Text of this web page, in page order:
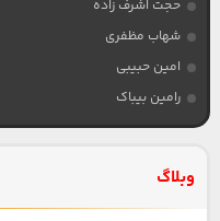
حجت اشرف زاده
شهاب مظفری
امین حبیبی
رامین بیباک
وبلاگ